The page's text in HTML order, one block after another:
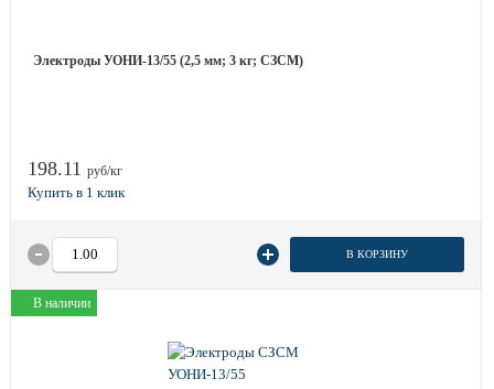
Электроды УОНИ-13/55 (2,5 мм; 3 кг; СЗСМ)
198.11 руб/кг
В КОРЗИНУ
В наличии